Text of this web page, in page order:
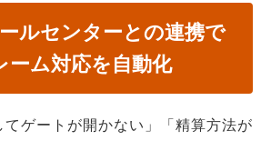
ルセンターとの連携で
ーム対応を自動化
てゲートが開かない」「精算方法が